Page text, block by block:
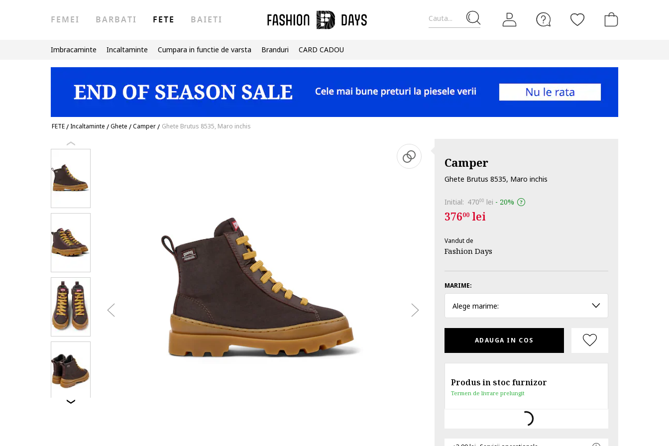
Cauta...
FEMEI BARBATI FETE BAIETI
Imbracaminte Incaltaminte Cumpara in functie de varsta Branduri CARD CADOU
FETE/Incaltaminte /Ghete /Camper/ Ghete Brutus 8535, Maro inchis
Camper
Ghete Brutus 8535, Maro inchis
Initial: 47000 lei - 20%
37600lei
Vandut de
Fashion Days
MARIME:
Alege marime:
ADAUGA IN COS
Produs in stoc furnizor
Termen de livrare prelungit